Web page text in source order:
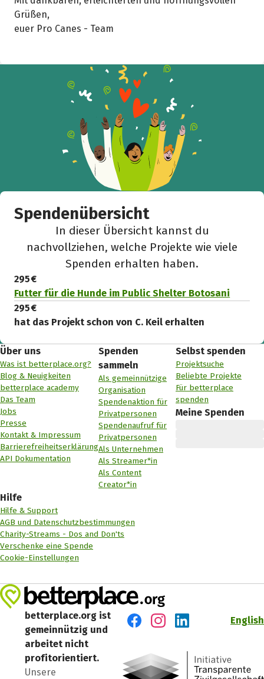
Grüßen,
euer Pro Canes - Team
Spendenübersicht
In dieser Übersicht kannst du
nachvollziehen, welche Projekte wie viele
Spenden erhalten haben.
295 €
Futter für die Hunde im Public Shelter Botosani
295 €
hat das Projekt schon von C. Keil erhalten
Über uns
Was ist betterplace.org?
Blog & Neuigkeiten
betterplace academy
Das Team
Jobs
Presse
Kontakt & Impressum
Barrierefreiheitserklärung
API Dokumentation
Spenden
sammeln
Als gemeinnützige
Organisation
Spendenaktion für
Privatpersonen
Spendenaufruf für
Privatpersonen
Als Unternehmen
Als Streamer*in
Als Content
Creator*in
Selbst spenden
Projektsuche
Beliebte Projekte
Für betterplace
spenden
Meine Spenden
Hilfe
Hilfe & Support
AGB und Datenschutzbestimmungen
Charity-Streams - Dos and Don'ts
Verschenke eine Spende
Cookie-Einstellungen
betterplace.org ist
gemeinnützig und
arbeitet nicht
profitorientiert.
Unsere
English